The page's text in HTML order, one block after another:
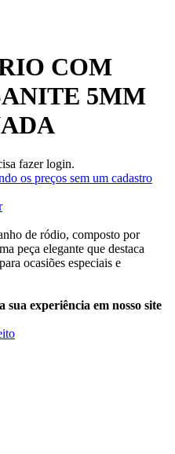
COM
5MM
fazer login.
os preços sem um cadastro
de ródio, composto por
peça elegante que destaca
ocasiões especiais e
experiência em nosso site